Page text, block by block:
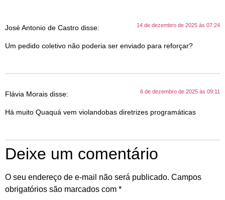
José Antonio de Castro disse: 14 de dezembro de 2025 às 07:24
Um pedido coletivo não poderia ser enviado para reforçar?
Flávia Morais disse: 6 de dezembro de 2025 às 09:11
Há muito Quaquá vem violandobas diretrizes programáticas
Deixe um comentário
O seu endereço de e-mail não será publicado. Campos
obrigatórios são marcados com *